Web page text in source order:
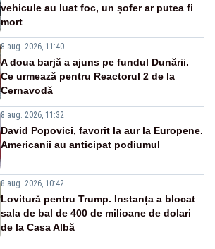
vehicule au luat foc, un șofer ar putea fi
mort
8 aug. 2026, 11:40
A doua barjă a ajuns pe fundul Dunării.
Ce urmează pentru Reactorul 2 de la
Cernavodă
8 aug. 2026, 11:32
David Popovici, favorit la aur la Europene.
Americanii au anticipat podiumul
8 aug. 2026, 10:42
Lovitură pentru Trump. Instanța a blocat
sala de bal de 400 de milioane de dolari
de la Casa Albă